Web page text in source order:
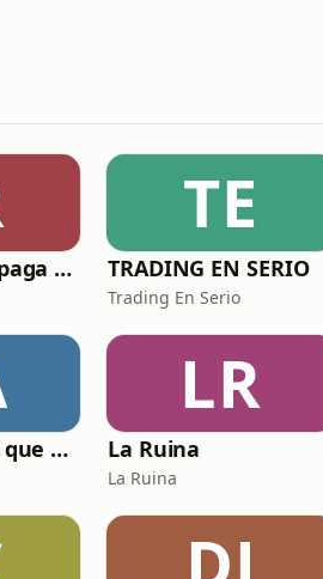
Esta ronda la paga Newton
TE
TRADING EN SERIO
Trading En Serio
Católicos Algo que Saber
LR
La Ruina
La Ruina